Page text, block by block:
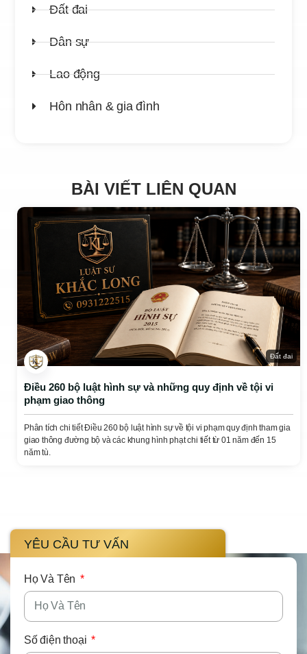
Đất đai
Dân sự
Lao động
Hôn nhân & gia đình
BÀI VIẾT LIÊN QUAN
Đất đai
Điều 260 bộ luật hình sự và những quy định về tội vi
phạm giao thông
Phân tích chi tiết Điều 260 bộ luật hình sự về tội vi phạm quy định tham gia
giao thông đường bộ và các khung hình phạt chi tiết từ 01 năm đến 15
năm tù.
YÊU CẦU TƯ VẤN
Họ Và Tên
Số điện thoại